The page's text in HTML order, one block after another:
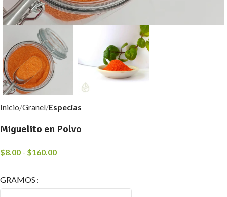
Inicio Granel Especias
Miguelito en Polvo
$8.00 - $160.00
GRAMOS